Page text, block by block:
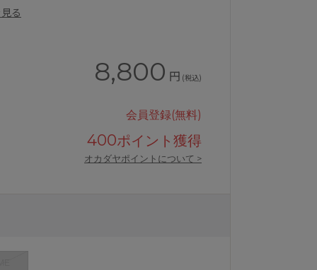
る
8,800 円 (税込)
会員登録(無料)
400ポイント獲得
オカダヤポイントについて >